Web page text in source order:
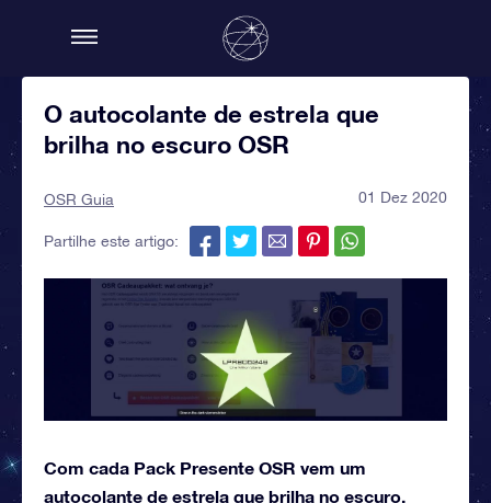
O autocolante de estrela que
brilha no escuro OSR
OSR Guia 01 Dez 2020
Partilhe este artigo:
Com cada Pack Presente OSR vem um
autocolante de estrela que brilha no escuro.